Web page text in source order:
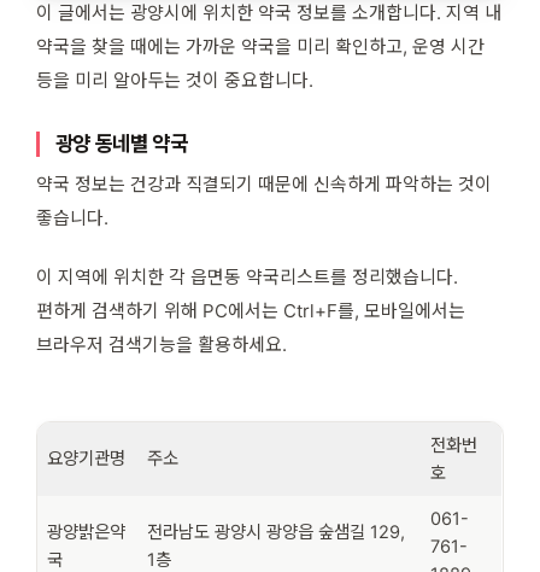
이 글에서는 광양시에 위치한 약국 정보를 소개합니다. 지역 내
약국을 찾을 때에는 가까운 약국을 미리 확인하고, 운영 시간
등을 미리 알아두는 것이 중요합니다.
광양 동네별 약국
약국 정보는 건강과 직결되기 때문에 신속하게 파악하는 것이
좋습니다.
이 지역에 위치한 각 읍면동 약국리스트를 정리했습니다.
편하게 검색하기 위해 PC에서는 Ctrl+F를, 모바일에서는
브라우저 검색기능을 활용하세요.
요양기관명 주소
전화번
호
광양밝은약
국
전라남도 광양시 광양읍 숲샘길 129,
1층
061-
761-